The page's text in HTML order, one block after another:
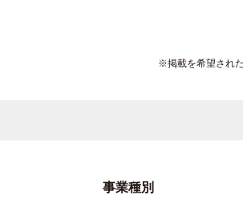
※掲載を希望され
事業種別